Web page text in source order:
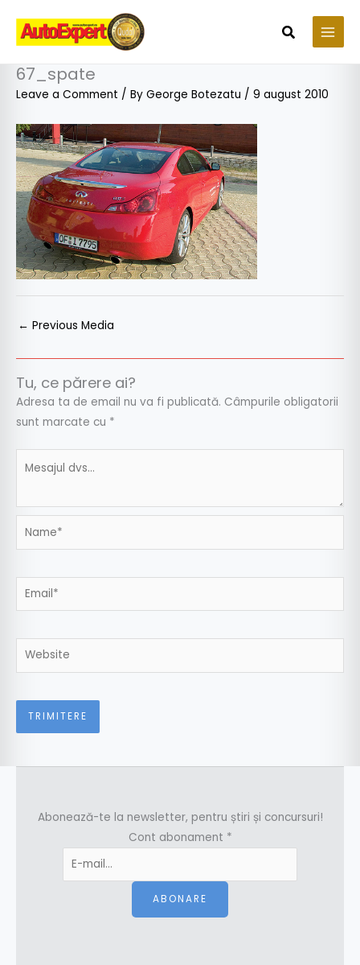
content
Search
67_spate
Leave a Comment / By George Botezatu / 9 august 2010
← Previous Media
Tu, ce părere ai?
Adresa ta de email nu va fi publicată. Câmpurile obligatorii
sunt marcate cu *
Name*
Email*
Website
Abonează-te la newsletter, pentru știri și concursuri!
Cont abonament *
ABONARE